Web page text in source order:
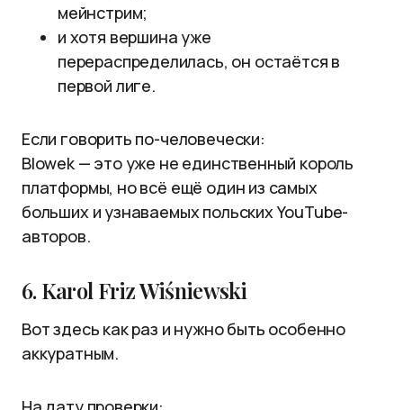
мейнстрим;
и хотя вершина уже
перераспределилась, он остаётся в
первой лиге.
Если говорить по-человечески:
Blowek — это уже не единственный король
платформы, но всё ещё один из самых
больших и узнаваемых польских YouTube-
авторов.
6. Karol Friz Wiśniewski
Вот здесь как раз и нужно быть особенно
аккуратным.